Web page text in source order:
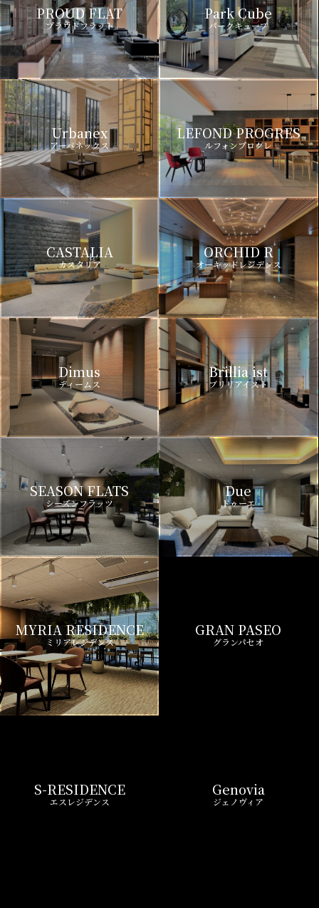
PROUD FLAT
プラウドフラット
Park Cube
パークキューブ
Urbanex
アーバネックス
LEFOND PROGRES
ルフォンプログレ
CASTALIA
カスタリア
ORCHID R
オーキッドレジデンス
Dimus
ディームス
Brillia ist
ブリリアイスト
SEASON FLATS
シーズンフラッツ
Due
ドゥーエ
MYRIA RESIDENCE
ミリアレジデンス